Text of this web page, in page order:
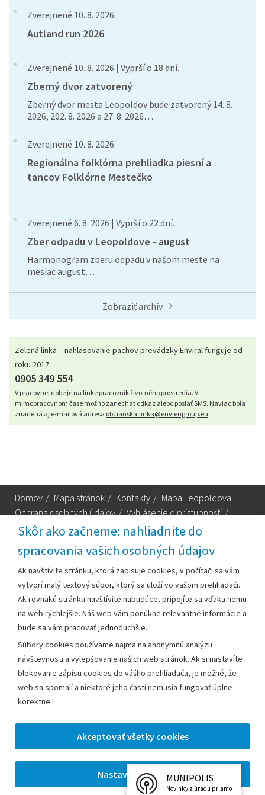
Skôr ako začneme: nahliadnite do
spracovania vašich osobných údajov
Ak navštívite stránku, ktorá zapisuje cookies, v počítači sa vám
vytvorí malý textový súbor, ktorý sa uloží vo vašom prehliadači.
Ak rovnakú stránku navštívite nabudúce, pripojíte sa vďaka nemu
na web rýchlejšie. Náš web vám ponúkne relevantné informácie a
bude sa vám pracovať jednoduchšie.
Súbory cookies používame najmä na anonymnú analýzu
návštevnosti a vylepšovanie našich web stránok. Ak si nastavíte
blokovanie zápisu cookies do vášho prehliadača, je možné, že
web sa spomalí a niektoré jeho časti nemusia fungovať úplne
korektne.
Zverejnené 10. 8. 2026.
Autland run 2026
Zverejnené 10. 8. 2026 | Vyprší o 18 dní.
Zberný dvor zatvorený
Zberný dvor mesta Leopoldov bude zatvorený 14. 8.
2026, 202. 8. 2026 a 27. 8. 2026…
Zverejnené 10. 8. 2026.
Regionálna folklórna prehliadka piesní a
tancov Folklórne Mestečko
Zverejnené 6. 8. 2026 | Vyprší o 22 dní.
Zber odpadu v Leopoldove - august
Harmonogram zberu odpadu v našom meste na
mesiac august…
Zobraziť archív
Zelená linka – nahlasovanie pachov prevádzky Enviral funguje od
roku 2017
0905 349 554
V pracovnej dobe je na linke pracovník životného prostredia. V
mimopracovnom čase možno zanechať odkaz alebo poslať SMS. Naviac bola
zriadená aj e-mailová adresa obcianska.linka@enviengroup.eu.
Domov / Mapa stránok / Kontakty / Mapa Leopoldova
Ochrana osobných údajov / Vyhlásenie o prístupnosti /
Technická podpora
Mestský úrad Leopoldov
Hlohovská cesta 1818/2A
920 41 Leopoldov
Kontakt:
Telefón:+42133/285 27 11
Email:
mesto@leopoldov.sk
primatorka@leopoldov.sk
Webmaster:webmaster@leopoldov.sk
2026 © Mestský úrad Leopoldov |
Nastavenia cookies
MUNIPOLIS
Novinky z úradu priamo